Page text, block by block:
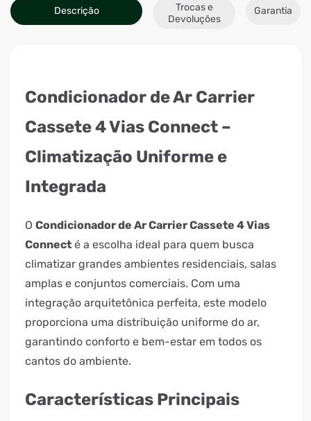
Descrição
Trocas e
Devoluções
Garantia
Condicionador de Ar Carrier
Cassete 4 Vias Connect –
Climatização Uniforme e
Integrada
O Condicionador de Ar Carrier Cassete 4 Vias
Connect é a escolha ideal para quem busca
climatizar grandes ambientes residenciais, salas
amplas e conjuntos comerciais. Com uma
integração arquitetônica perfeita, este modelo
proporciona uma distribuição uniforme do ar,
garantindo conforto e bem-estar em todos os
cantos do ambiente.
Características Principais